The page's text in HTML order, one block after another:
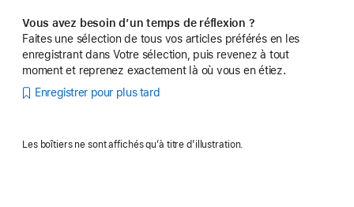
Vous avez besoin d’un temps de réflexion ?
Faites une sélection de tous vos articles préférés en les
enregistrant dans Votre sélection, puis revenez à tout
moment et reprenez exactement là où vous en étiez.
Enregistrer pour plus tard
Les boîtiers ne sont affichés qu’à titre d’illustration.